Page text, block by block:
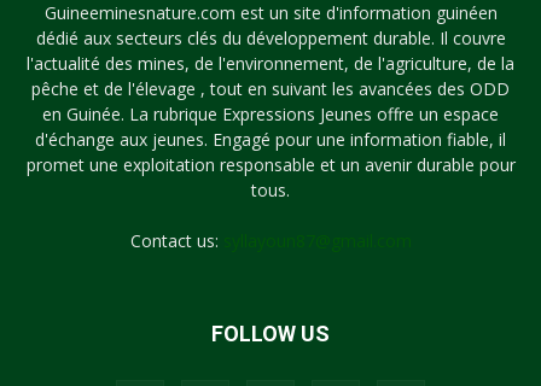
Guineeminesnature.com est un site d'information guinéen
dédié aux secteurs clés du développement durable. Il couvre
l'actualité des mines, de l'environnement, de l'agriculture, de la
pêche et de l'élevage , tout en suivant les avancées des ODD
en Guinée. La rubrique Expressions Jeunes offre un espace
d'échange aux jeunes. Engagé pour une information fiable, il
promet une exploitation responsable et un avenir durable pour
tous.
Contact us:
FOLLOW US